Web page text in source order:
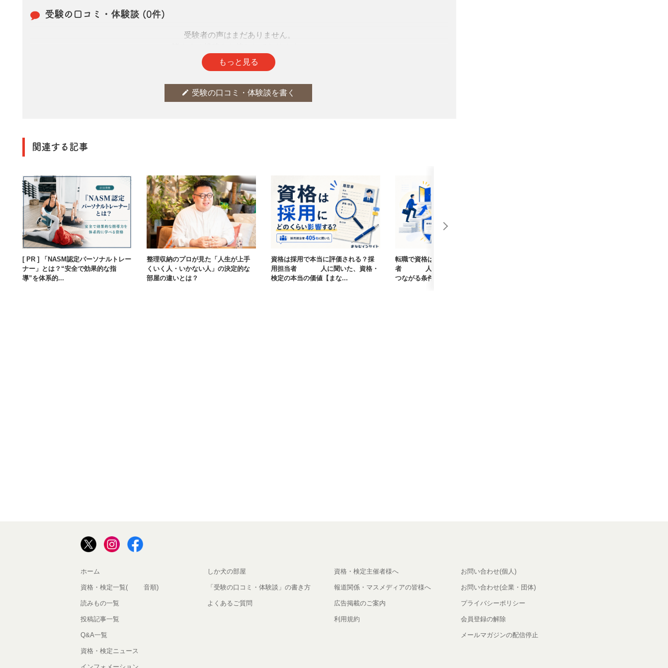
受験の口コミ・体験談 (0件)
受験者の声はまだありません。
もっと見る
edit 受験の口コミ・体験談を書く
関連する記事
[ PR ] 「NASM認定パーソナルトレー
ナー」とは？“安全で効果的な指
導”を体系的...
整理収納のプロが見た「人生が上手
くいく人・いかない人」の決定的な
部屋の違いとは？
資格は採用で本当に評価される？採
用担当者405人に聞いた、資格・
検定の本当の価値【まな...
転職で資格は武器になる？採用担当
者405人に聞いた、資格が評価に
つながる条件【まなびイ...
ホーム
資格・検定一覧(50音順)
読みもの一覧
投稿記事一覧
Q&A一覧
資格・検定ニュース
しか犬の部屋
「受験の口コミ・体験談」の書き方
よくあるご質問
資格・検定主催者様へ
報道関係・マスメディアの皆様へ
広告掲載のご案内
利用規約
お問い合わせ(個人)
お問い合わせ(企業・団体)
プライバシーポリシー
会員登録の解除
メールマガジンの配信停止